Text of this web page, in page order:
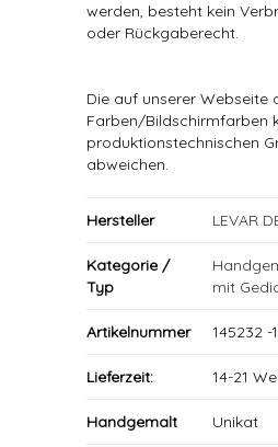
werden, besteht kein
oder Rückgaberecht.
Die auf unserer Webseite
Farben/Bildschirmfarben
produktionstechnischen
abweichen.
Hersteller LEVAR
Kategorie /
Typ
mit
Artikelnummer 145232 -1
Lieferzeit: 14-21
Handgemalt Unikat